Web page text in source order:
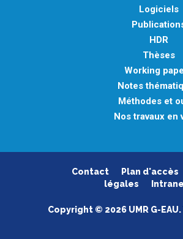
Logiciels
HDR
Thèses
Working
Notes
Méthodes et
Nos travaux en
Contact Plan d'accès
légales
Copyright © 2026 UMR G-